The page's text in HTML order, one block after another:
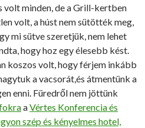
volt minden, de a Grill-kertben
volt, a húst nem sütötték meg,
mi sütve szeretjük, nem lehet
hogy hoz egy élesebb kést.
koszos volt, hogy férjem inkább
a vacsorát,és átmentünk a
enni. Füredről nem jöttünk
aVértes Konferencia és
szép és kényelmes hotel,